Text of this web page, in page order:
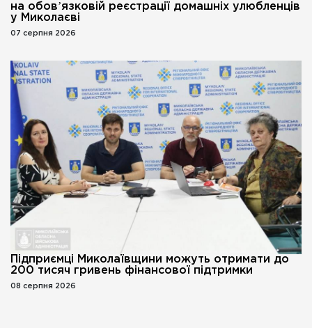
на обовʼязковій реєстрації домашніх улюбленців
у Миколаєві
07 серпня 2026
Підприємці Миколаївщини можуть отримати до
200 тисяч гривень фінансової підтримки
08 серпня 2026